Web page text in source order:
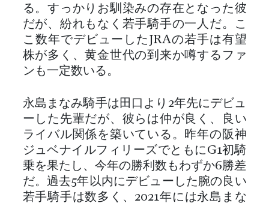
る。すっかりお馴染みの存在となった彼
だが、紛れもなく若手騎手の一人だ。こ
こ数年でデビューしたJRAの若手は有望
株が多く、黄金世代の到来か噂するファ
ンも一定数いる。
永島まなみ騎手は田口より2年先にデビュ
ーした先輩だが、彼らは仲が良く、良い
ライバル関係を築いている。昨年の阪神
ジュベナイルフィリーズでともにG1初騎
乗を果たし、今年の勝利数もわずか6勝差
だ。過去5年以内にデビューした腕の良い
若手騎手は数多く、2021年には永島まな